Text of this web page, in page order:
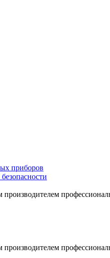
приборов